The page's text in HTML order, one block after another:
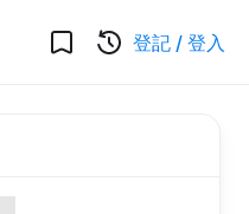
登記 / 登入